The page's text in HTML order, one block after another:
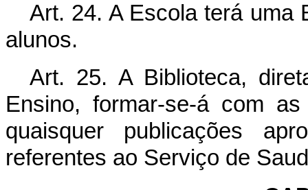
Art. 24. A Escola terá uma
alunos.
Art. 25. A Biblioteca,
Ensino, formar-se-á com
quaisquer publicações
referentes ao Serviço de